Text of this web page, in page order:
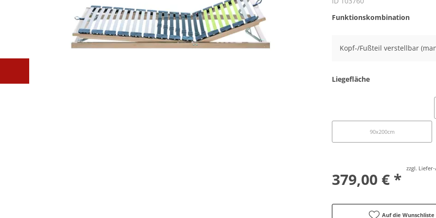
Funktionskombination
Kopf-/Fußteil verstellbar
Liegefläche
90x200cm
379,00 € *
zzgl.
Auf die Wunschliste